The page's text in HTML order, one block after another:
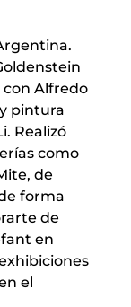
Alfredo
pintura
Realizó
como
de
forma
de
en
el